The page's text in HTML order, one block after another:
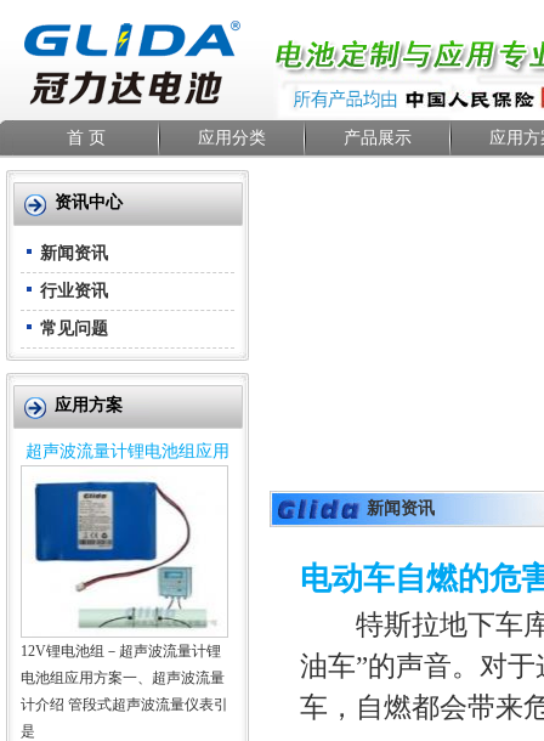
首 页 应用分类 产品展示 应用方
资讯中心
新闻资讯
行业资讯
常见问题
应用方案
超声波流量计锂电池组应用
12V锂电池组－超声波流量计锂
电池组应用方案一、超声波流量
计介绍 管段式超声波流量仪表引
是
新闻资讯
电动车自燃的危
特斯拉地下车库
油车”的声音。对
车，自燃都会带来